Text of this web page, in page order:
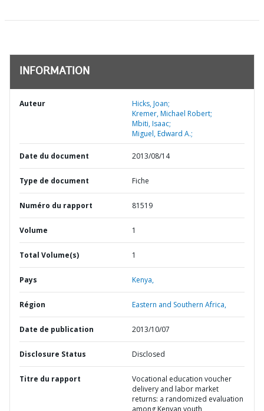
INFORMATION
Auteur
Hicks, Joan;
Kremer, Michael Robert;
Mbiti, Isaac;
Miguel, Edward A.;
Date du document 2013/08/14
Type de document Fiche
Numéro du rapport 81519
Volume 1
Total Volume(s) 1
Pays Kenya,
Région Eastern and Southern Africa,
Date de publication 2013/10/07
Disclosure Status Disclosed
Titre du rapport
Vocational education voucher
delivery and labor market
returns: a randomized evaluation
among Kenyan youth